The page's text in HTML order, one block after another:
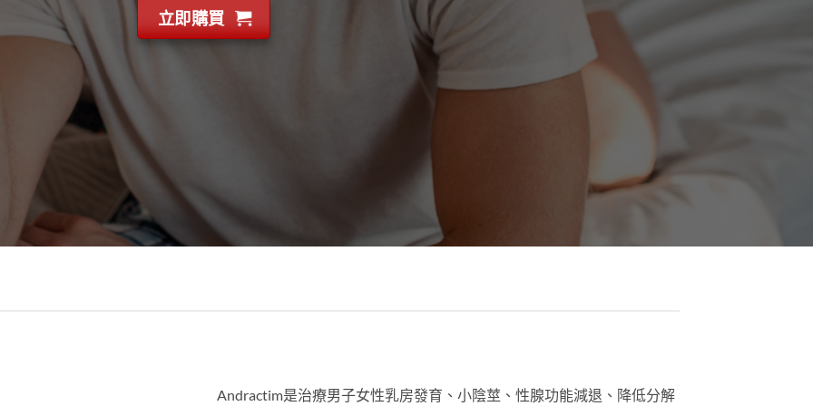
立即購買
Andractim是治療男子女性乳房發育、小陰莖、性腺功能減退、降低分解